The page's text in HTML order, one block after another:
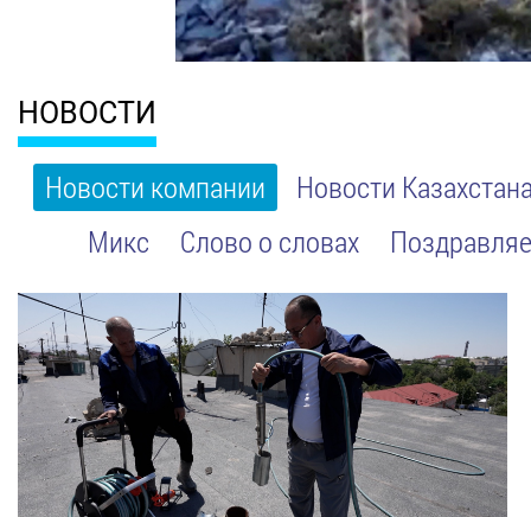
НОВОСТИ
Новости компании
Новости
Микс
Слово о словах